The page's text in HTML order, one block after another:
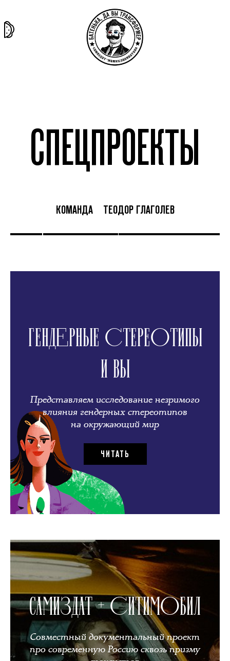
СПЕЦПРОЕКТЫ
КОМАНДА ТЕОДОР ГЛАГОЛЕВ
ГЕНДЕРНЫЕ СТЕРЕОТИПЫ
И ВЫ
Представляем исследование незримого
влияния гендерных стереотипов
на окружающий мир
ЧИТАТЬ
САМИЗДАТ + СИТИМОБИЛ
Совместный документальный проект
про современную Россию сквозь призму